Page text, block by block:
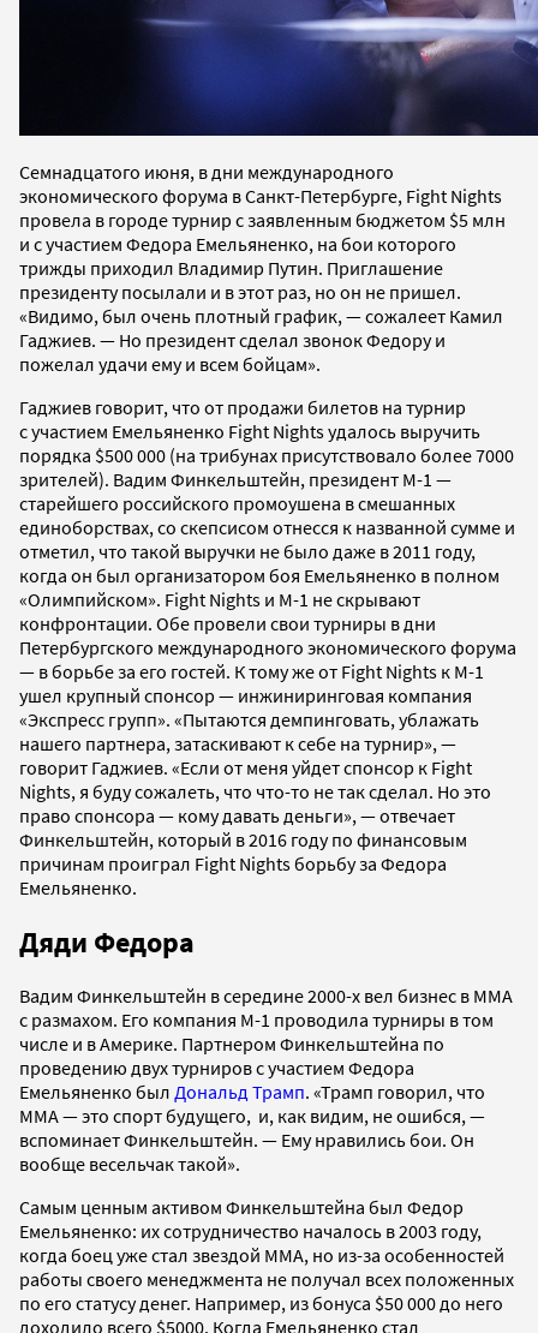
Семнадцатого июня, в дни международного
экономического форума в Санкт-Петербурге, Fight Nights
провела в городе турнир с заявленным бюджетом $5 млн
и с участием Федора Емельяненко, на бои которого
трижды приходил Владимир Путин. Приглашение
президенту посылали и в этот раз, но он не пришел.
«Видимо, был очень плотный график, — сожалеет Камил
Гаджиев. — Но президент сделал звонок Федору и
пожелал удачи ему и всем бойцам».
Гаджиев говорит, что от продажи билетов на турнир
с участием Емельяненко Fight Nights удалось выручить
порядка $500 000 (на трибунах присутствовало более 7000
зрителей). Вадим Финкельштейн, президент М-1 —
старейшего российского промоушена в смешанных
единоборствах, со скепсисом отнесся к названной сумме и
отметил, что такой выручки не было даже в 2011 году,
когда он был организатором боя Емельяненко в полном
«Олимпийском». Fight Nights и М-1 не скрывают
конфронтации. Обе провели свои турниры в дни
Петербургского международного экономического форума
— в борьбе за его гостей. К тому же от Fight Nights к М-1
ушел крупный спонсор — инжиниринговая компания
«Экспресс групп». «Пытаются демпинговать, ублажать
нашего партнера, затаскивают к себе на турнир», —
говорит Гаджиев. «Если от меня уйдет спонсор к Fight
Nights, я буду сожалеть, что что-то не так сделал. Но это
право спонсора — кому давать деньги», — отвечает
Финкельштейн, который в 2016 году по финансовым
причинам проиграл Fight Nights борьбу за Федора
Емельяненко.
Дяди Федора
Вадим Финкельштейн в середине 2000-х вел бизнес в ММА
с размахом. Его компания М-1 проводила турниры в том
числе и в Америке. Партнером Финкельштейна по
проведению двух турниров с участием Федора
Емельяненко был Дональд Трамп. «Трамп говорил, что
ММА — это спорт будущего, и, как видим, не ошибся, —
вспоминает Финкельштейн. — Ему нравились бои. Он
вообще весельчак такой».
Самым ценным активом Финкельштейна был Федор
Емельяненко: их сотрудничество началось в 2003 году,
когда боец уже стал звездой ММА, но из-за особенностей
работы своего менеджмента не получал всех положенных
по его статусу денег. Например, из бонуса $50 000 до него
доходило всего $5000. Когда Емельяненко стал